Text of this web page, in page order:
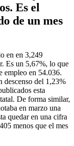
Es el
de un mes
en en 3,249
Es un 5,67%, lo que
empleo en 54.036.
descenso del 1,23%
esta
De forma similar,
en marzo una
quedar en una cifra
menos que el mes